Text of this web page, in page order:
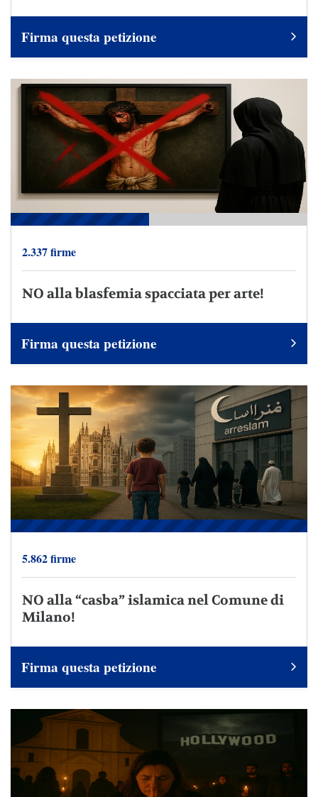
Firma questa petizione
2.337 firme
NO alla blasfemia spacciata per arte!
Firma questa petizione
5.862 firme
NO alla “casba” islamica nel Comune di
Milano!
Firma questa petizione